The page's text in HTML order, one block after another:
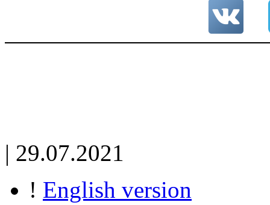
| 29.07.2021
! English version